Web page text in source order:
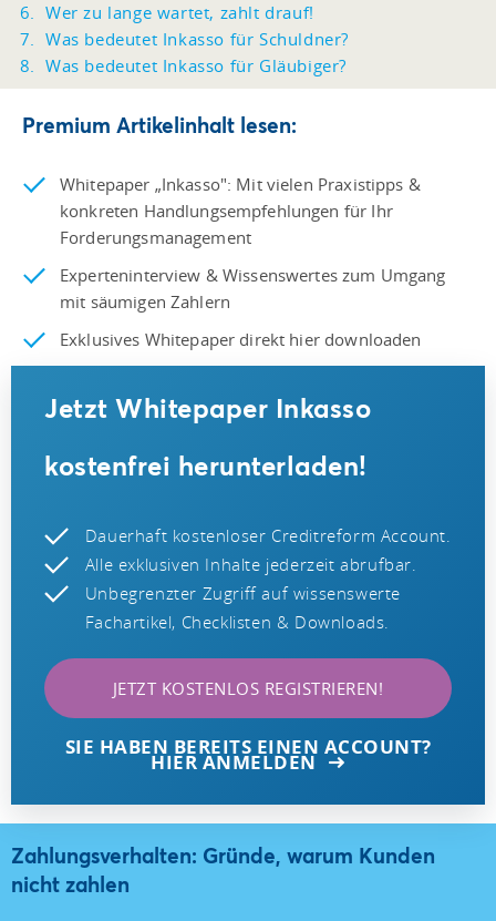
Wer zu lange wartet, zahlt drauf!
Was bedeutet Inkasso für Schuldner?
Was bedeutet Inkasso für Gläubiger?
Premium Artikelinhalt lesen:
Whitepaper „Inkasso": Mit vielen Praxistipps &
konkreten Handlungsempfehlungen für Ihr
Forderungsmanagement
Experteninterview & Wissenswertes zum Umgang
mit säumigen Zahlern
Exklusives Whitepaper direkt hier downloaden
Jetzt Whitepaper Inkasso
kostenfrei herunterladen!
Dauerhaft kostenloser Creditreform Account.
Alle exklusiven Inhalte jederzeit abrufbar.
Unbegrenzter Zugriff auf wissenswerte
Fachartikel, Checklisten & Downloads.
JETZT KOSTENLOS REGISTRIEREN!
SIE HABEN BEREITS EINEN ACCOUNT?
HIER ANMELDEN
Zahlungsverhalten: Gründe, warum Kunden
nicht zahlen